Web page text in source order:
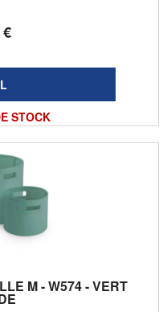
€
STOCK
M - W574 - VERT